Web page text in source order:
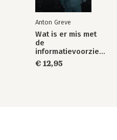
Anton Greve
Wat is er mis met
de
informatievoorziening
in Nederland ?
€ 12,95